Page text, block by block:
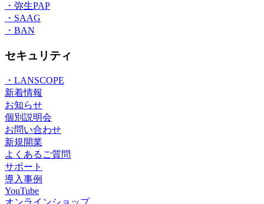
・弥生PAP
・SAAG
・BAN
セキュリティ
・LANSCOPE
新着情報
お知らせ
個別説明会
お問い合わせ
新規開業
よくあるご質問
サポート
導入事例
YouTube
オンラインショップ